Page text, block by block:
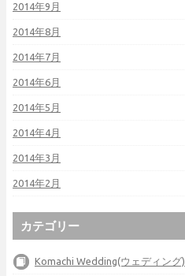
2014年9月
2014年8月
2014年7月
2014年6月
2014年5月
2014年4月
2014年3月
2014年2月
カテゴリー
Komachi Wedding(ウェディング)